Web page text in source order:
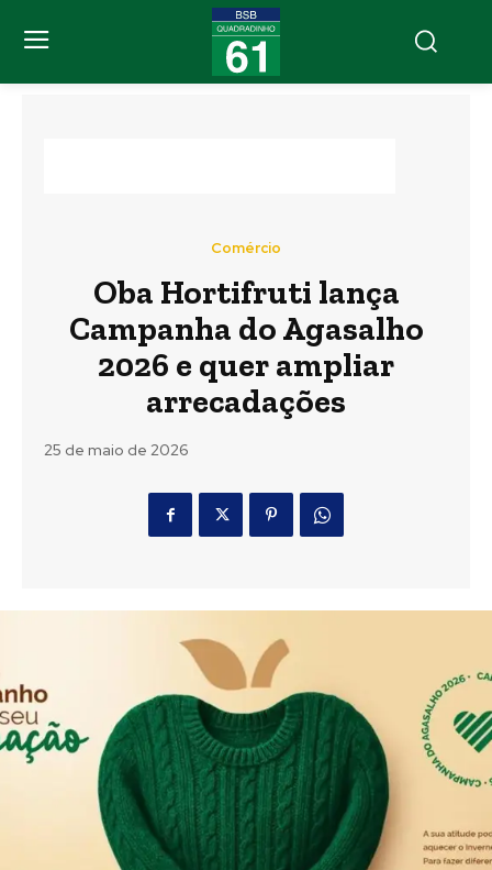
Comércio
Oba Hortifruti lança
Campanha do Agasalho
2026 e quer ampliar
arrecadações
25 de maio de 2026